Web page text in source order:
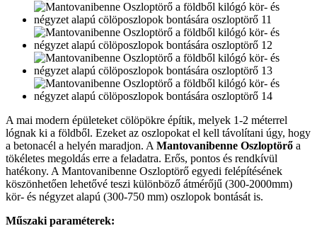
A mai modern épületeket cölöpökre építik, melyek 1-2 méterrel
lógnak ki a földből. Ezeket az oszlopokat el kell távolítani úgy, hogy
a betonacél a helyén maradjon. A Mantovanibenne Oszloptörő a
tökéletes megoldás erre a feladatra. Erős, pontos és rendkívül
hatékony. A Mantovanibenne Oszloptörő egyedi felépítésének
köszönhetően lehetővé teszi különböző átmérőjű (300-2000mm)
kör- és négyzet alapú (300-750 mm) oszlopok bontását is.
Műszaki paraméterek: